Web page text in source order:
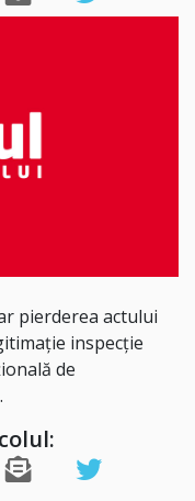
pierderea actului
inspecție
de